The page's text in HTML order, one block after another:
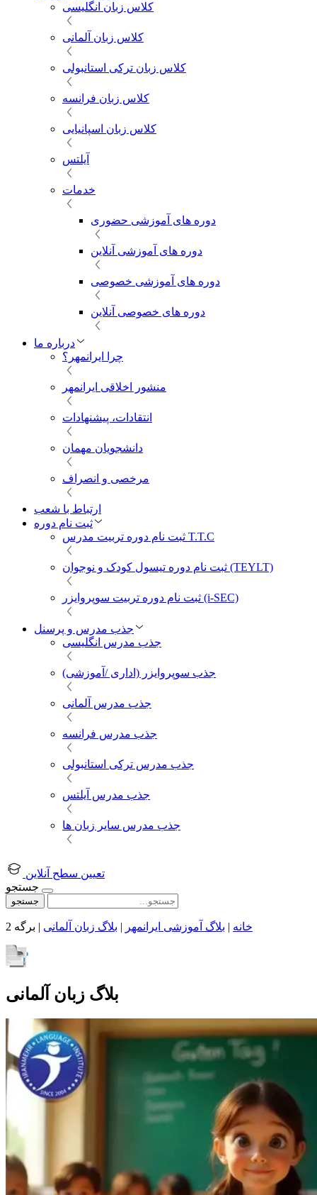
کلاس زبان انگلیسی
کلاس زبان آلمانی
کلاس زبان ترکی استانبولی
کلاس زبان فرانسه
کلاس زبان اسپانیایی
آیلتس
خدمات
دوره های آموزشی حضوری
دوره های آموزشی آنلاین
دوره های آموزشی خصوصی
دوره های خصوصی آنلاین
درباره ما
چرا ایرانمهر؟
منشور اخلاقی ایرانمهر
انتقادات، پیشنهادات
دانشجویان مهمان
مرخصی و انصراف
ارتباط با شعب
ثبت نام دوره
ثبت نام دوره تربیت مدرس T.T.C
ثبت نام دوره تیسول کودک و نوجوان (TEYLT)
ثبت نام دوره تربیت سوپروایزر (i-SEC)
جذب مدرس و پرسنل
جذب مدرس انگلیسی
جذب سوپروایزر (اداری /آموزشی)
جذب مدرس آلمانی
جذب مدرس فرانسه
جذب مدرس ترکی استانبولی
جذب مدرس آیلتس
جذب مدرس سایر زبان ها
تعیین سطح آنلاین
جستجو
جستجو
خانه | بلاگ آموزشی ایرانمهر | بلاگ زبان آلمانی | برگه 2
بلاگ زبان آلمانی